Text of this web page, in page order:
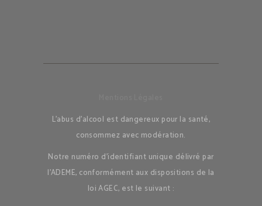
L’abus d’alcool est dangereux pour la santé,
consommez avec modération.
Notre numéro d’identifiant unique délivré par
l’ADEME, conformément aux dispositions de la
loi AGEC, est le suivant :